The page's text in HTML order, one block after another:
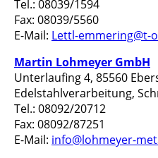
Tel.: 08039/1594
Fax: 08039/5560
E-Mail: Lettl-emmering@t-
Martin Lohmeyer GmbH
Unterlaufing 4, 85560
Edelstahlverarbeitung,
Tel.: 08092/20712
Fax: 08092/87251
E-Mail: info@lohmeyer-